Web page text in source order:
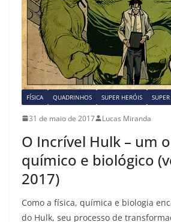
FÍSICA QUADRINHOS SUPER HERÓIS
31 de maio de 2017 Lucas Miranda
O Incrível Hulk – um
químico e biológico
2017)
Como a física, química e biologia
do Hulk, seu processo de